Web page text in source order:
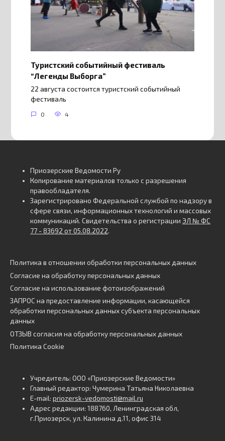
Туристский событийный фестиваль
“Легенды Выборга”
22 августа состоится туристский событийный
фестиваль
0 4
Приозерские Ведомости Ру
Копирование материалов только с разрешения
правообладателя.
Зарегистрировано Федеральной службой по надзору в
сфере связи, информационных технологий и массовых
коммуникаций. Свидетельства о регистрации ЭЛ № ФС
77 - 83692 от 05.08.2022.
Политика в отношении обработки персональных данных
Согласие на обработку персональных данных
Согласие на использование фотоизображений
ЗАПРОС на предоставление информации, касающейся
обработки персональных данных субъекта персональных
данных
ОТЗЫВ согласия на обработку персональных данных
Политика Cookie
Учредитель: ООО «Приозерские Ведомости»
Главный редактор: Чумерина Татьяна Николаевна
E-mail: priozersk-vedomosti@mail.ru
Адрес редакции: 188760, Ленинградская обл,
г.Приозерск, ул. Калинина д.11, офис 314